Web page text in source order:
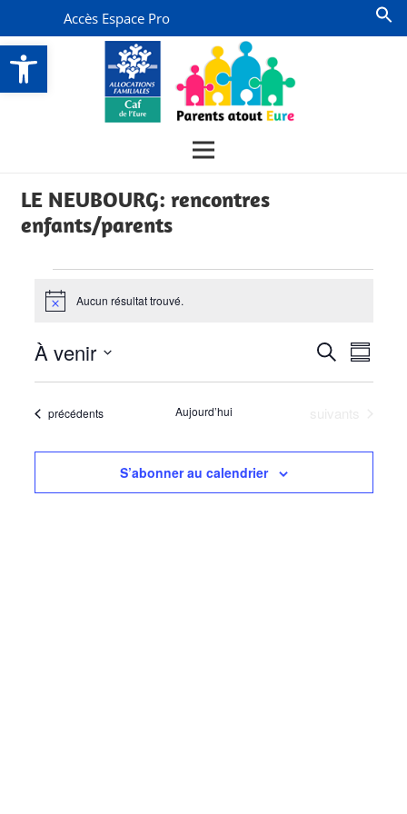
Ouvrir la barre d’outils
Accès Espace Pro
LE NEUBOURG: rencontres
enfants/parents
Évènements
Notice Aucun résultat trouvé.
et
Recherche
de
Résumé
À venir
Sélectionnez
date
Évènements
précédents Aujourd’hui
S’abonner au calendrier